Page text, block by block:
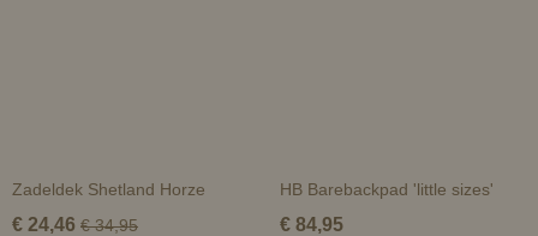
Zadeldek Shetland Horze
€ 24,46 € 34,95
HB Barebackpad 'little sizes'
€ 84,95